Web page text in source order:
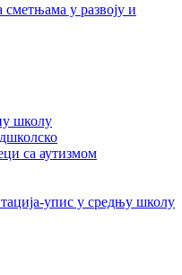
сметњама у развоју и
школу
са аутизмом
упис у средњу школу